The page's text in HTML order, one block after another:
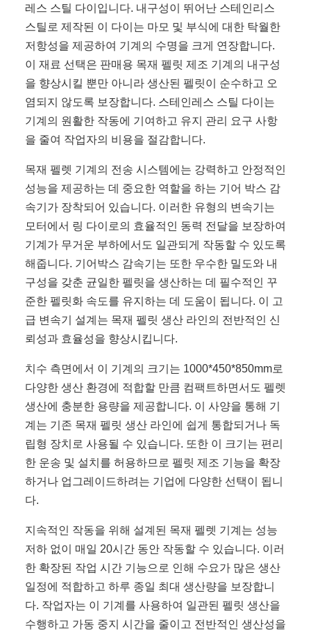
레스 스틸 다이입니다. 내구성이 뛰어난 스테인리스
스틸로 제작된 이 다이는 마모 및 부식에 대한 탁월한
저항성을 제공하여 기계의 수명을 크게 연장합니다.
이 재료 선택은 판매용 목재 펠릿 제조 기계의 내구성
을 향상시킬 뿐만 아니라 생산된 펠릿이 순수하고 오
염되지 않도록 보장합니다. 스테인레스 스틸 다이는
기계의 원활한 작동에 기여하고 유지 관리 요구 사항
을 줄여 작업자의 비용을 절감합니다.
목재 펠렛 기계의 전송 시스템에는 강력하고 안정적인
성능을 제공하는 데 중요한 역할을 하는 기어 박스 감
속기가 장착되어 있습니다. 이러한 유형의 변속기는
모터에서 링 다이로의 효율적인 동력 전달을 보장하여
기계가 무거운 부하에서도 일관되게 작동할 수 있도록
해줍니다. 기어박스 감속기는 또한 우수한 밀도와 내
구성을 갖춘 균일한 펠릿을 생산하는 데 필수적인 꾸
준한 펠릿화 속도를 유지하는 데 도움이 됩니다. 이 고
급 변속기 설계는 목재 펠릿 생산 라인의 전반적인 신
뢰성과 효율성을 향상시킵니다.
치수 측면에서 이 기계의 크기는 1000*450*850mm로
다양한 생산 환경에 적합할 만큼 컴팩트하면서도 펠렛
생산에 충분한 용량을 제공합니다. 이 사양을 통해 기
계는 기존 목재 펠릿 생산 라인에 쉽게 통합되거나 독
립형 장치로 사용될 수 있습니다. 또한 이 크기는 편리
한 운송 및 설치를 허용하므로 펠릿 제조 기능을 확장
하거나 업그레이드하려는 기업에 다양한 선택이 됩니
다.
지속적인 작동을 위해 설계된 목재 펠렛 기계는 성능
저하 없이 매일 20시간 동안 작동할 수 있습니다. 이러
한 확장된 작업 시간 기능으로 인해 수요가 많은 생산
일정에 적합하고 하루 종일 최대 생산량을 보장합니
다. 작업자는 이 기계를 사용하여 일관된 펠릿 생산을
수행하고 가동 중지 시간을 줄이고 전반적인 생산성을